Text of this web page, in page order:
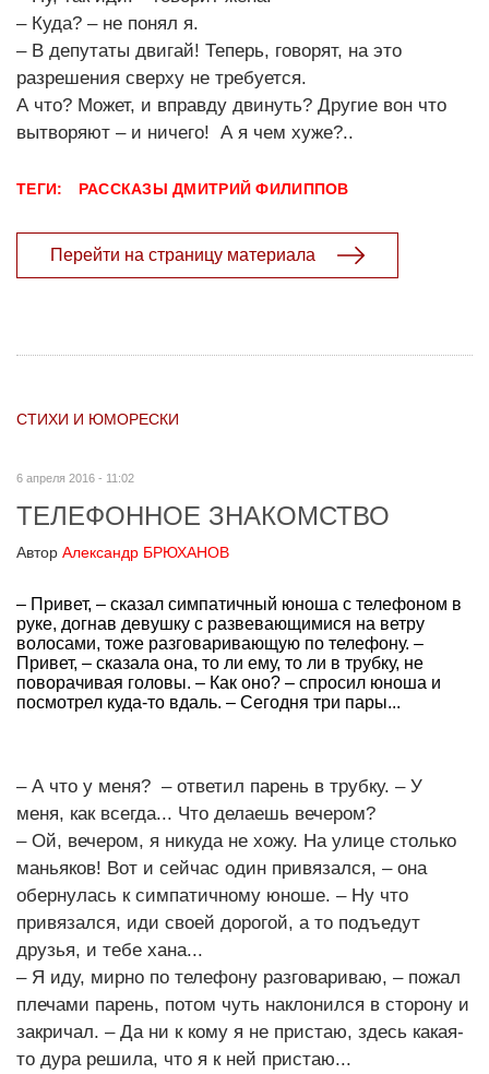
– Куда? – не понял я.
– В депутаты двигай! Теперь, говорят, на это
разрешения сверху не требуется.
А что? Может, и вправду двинуть? Другие вон что
вытворяют – и ничего! А я чем хуже?..
ТЕГИ: РАССКАЗЫ ДМИТРИЙ ФИЛИППОВ
Перейти на страницу материала
СТИХИ И ЮМОРЕСКИ
6 апреля 2016 - 11:02
ТЕЛЕФОННОЕ ЗНАКОМСТВО
Автор Александр БРЮХАНОВ
– Привет, – сказал симпатичный юноша с телефоном в
руке, догнав девушку с развевающимися на ветру
волосами, тоже разговаривающую по телефону. –
Привет, – сказала она, то ли ему, то ли в трубку, не
поворачивая головы. – Как оно? – спросил юноша и
посмотрел куда-то вдаль. – Сегодня три пары...
– А что у меня? – ответил парень в трубку. – У
меня, как всегда... Что делаешь вечером?
– Ой, вечером, я никуда не хожу. На улице столько
маньяков! Вот и сейчас один привязался, – она
обернулась к симпатичному юноше. – Ну что
привязался, иди своей дорогой, а то подъедут
друзья, и тебе хана...
– Я иду, мирно по телефону разговариваю, – пожал
плечами парень, потом чуть наклонился в сторону и
закричал. – Да ни к кому я не пристаю, здесь какая-
то дура решила, что я к ней пристаю...